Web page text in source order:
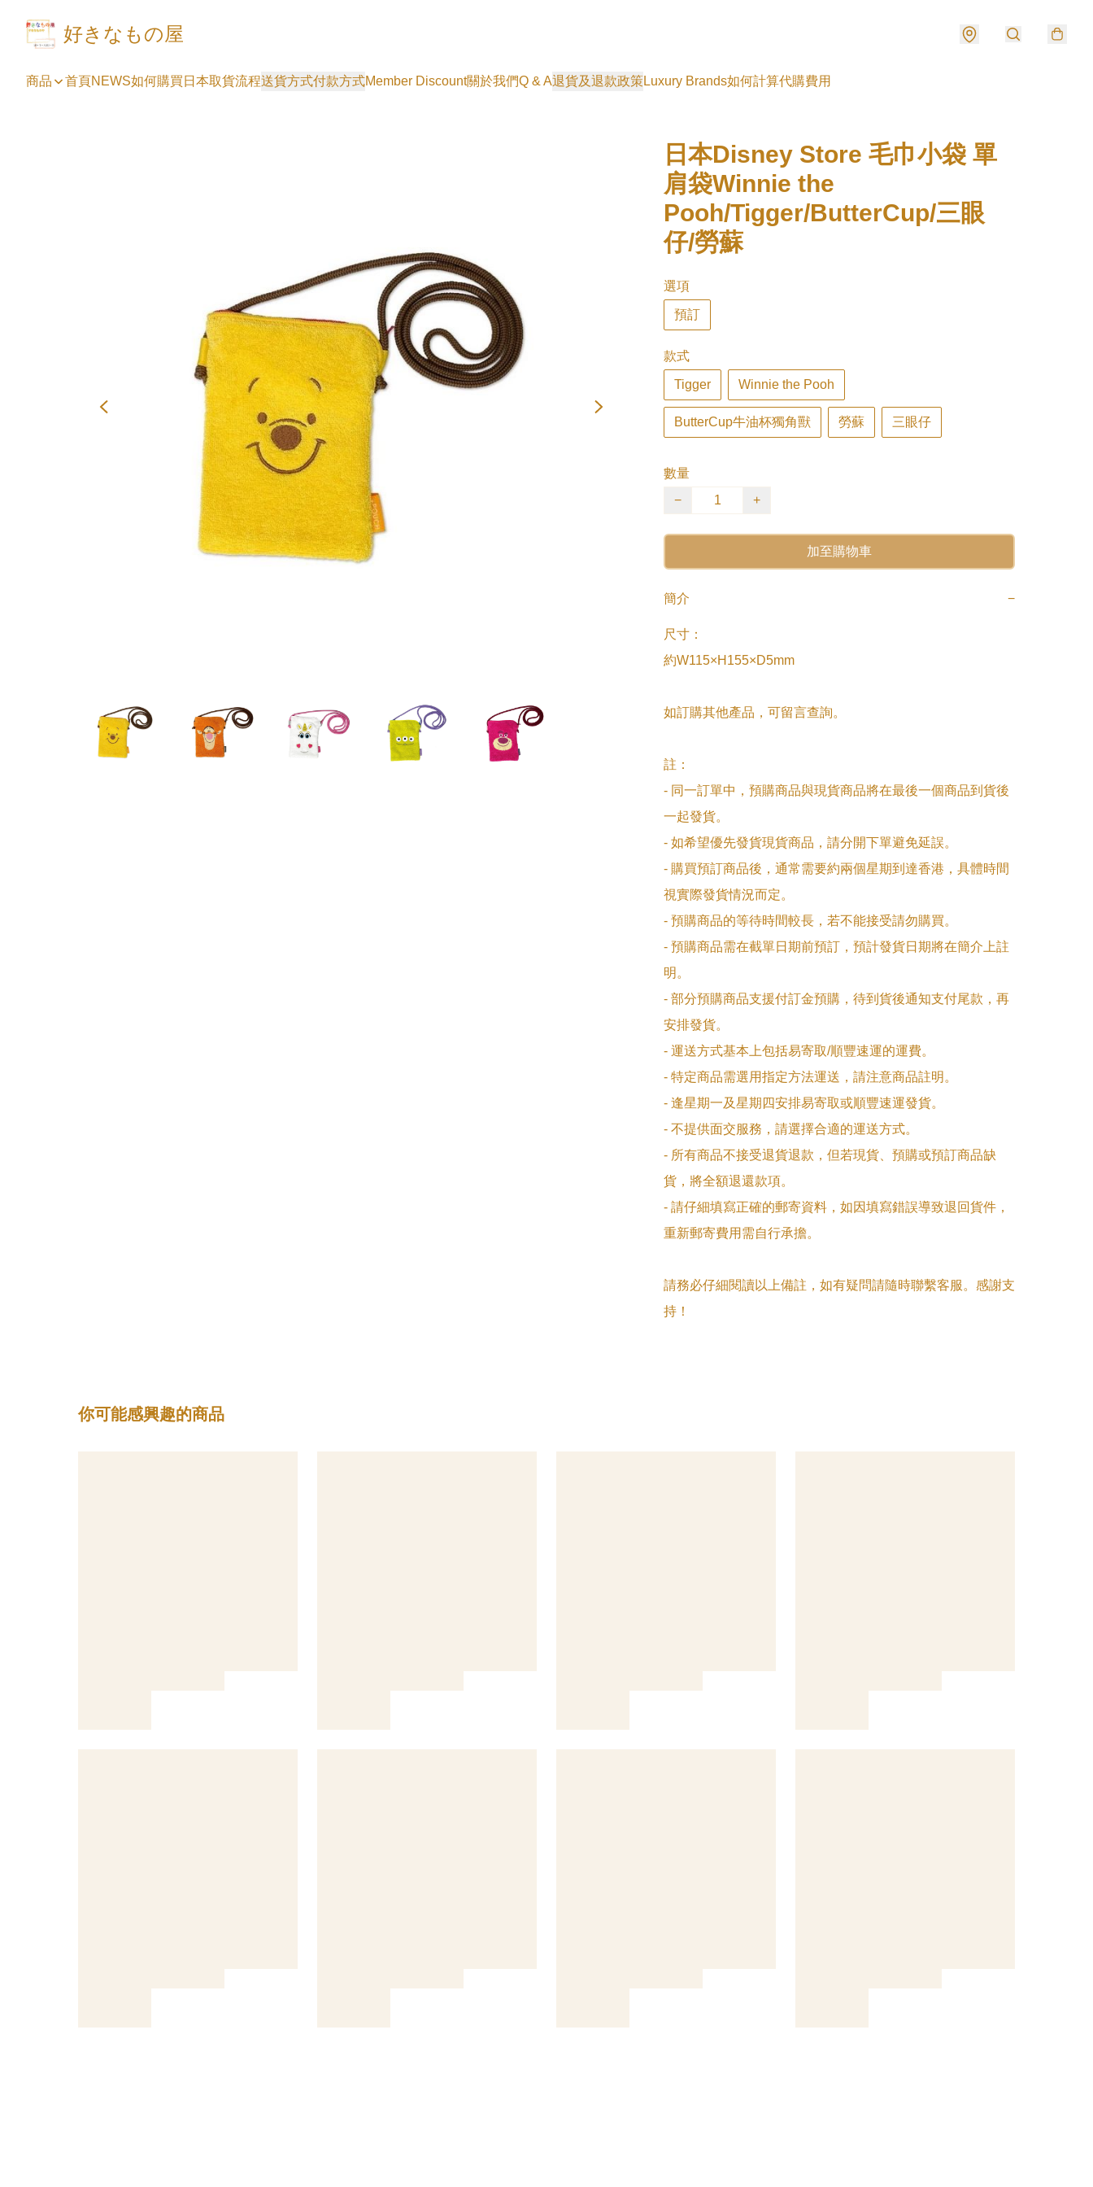
好きなもの屋
商品 首頁NEWS如何購買 日本取貨流程送貨方式付款方式Member Discount關於我們Q & A退貨及退款政策Luxury Brands如何計算代購費用
日本Disney Store 毛巾小袋 單
肩袋Winnie the
Pooh/Tigger/ButterCup/三眼
仔/勞蘇
選項
預訂
款式
Tigger Winnie the Pooh
ButterCup牛油杯獨角獸 勞蘇 三眼仔
數量
−
+
加至購物車
簡介 −
尺寸：
約W115×H155×D5mm
如訂購其他產品，可留言查詢。
註：
- 同一訂單中，預購商品與現貨商品將在最後一個商品到貨後
一起發貨。
- 如希望優先發貨現貨商品，請分開下單避免延誤。
- 購買預訂商品後，通常需要約兩個星期到達香港，具體時間
視實際發貨情況而定。
- 預購商品的等待時間較長，若不能接受請勿購買。
- 預購商品需在截單日期前預訂，預計發貨日期將在簡介上註
明。
- 部分預購商品支援付訂金預購，待到貨後通知支付尾款，再
安排發貨。
- 運送方式基本上包括易寄取/順豐速運的運費。
- 特定商品需選用指定方法運送，請注意商品註明。
- 逢星期一及星期四安排易寄取或順豐速運發貨。
- 不提供面交服務，請選擇合適的運送方式。
- 所有商品不接受退貨退款，但若現貨、預購或預訂商品缺
貨，將全額退還款項。
- 請仔細填寫正確的郵寄資料，如因填寫錯誤導致退回貨件，
重新郵寄費用需自行承擔。
請務必仔細閱讀以上備註，如有疑問請隨時聯繫客服。感謝支
持！
你可能感興趣的商品